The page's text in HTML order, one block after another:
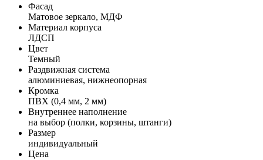
Фасад
Матовое зеркало, МДФ
Материал корпуса
ЛДСП
Цвет
Темный
Раздвижная система
алюминиевая, нижнеопорная
Кромка
ПВХ (0,4 мм, 2 мм)
Внутреннее наполнение
на выбор (полки, корзины, штанги)
Размер
индивидуальный
Цена